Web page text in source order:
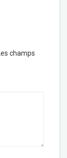
Les champs